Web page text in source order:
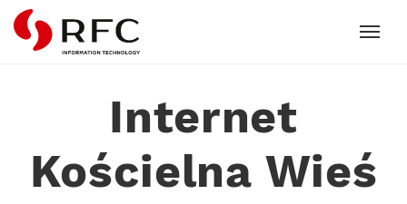
RFC
Internet
Kościelna Wieś